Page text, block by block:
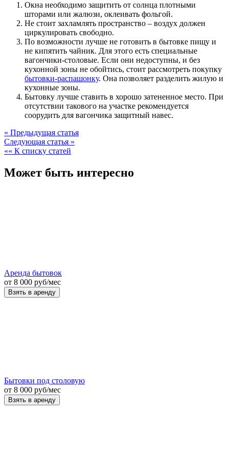
Окна необходимо защитить от солнца плотными
шторами или жалюзи, оклеивать фольгой.
Не стоит захламлять пространство – воздух должен
циркулировать свободно.
По возможности лучше не готовить в бытовке пищу и
не кипятить чайник. Для этого есть специальные
вагончики-столовые. Если они недоступны, и без
кухонной зоны не обойтись, стоит рассмотреть покупку
бытовки-распашонку. Она позволяет разделить жилую и
кухонные зоны.
Бытовку лучше ставить в хорошо затененное место. При
отсутствии такового на участке рекомендуется
соорудить для вагончика защитный навес.
« Предыдущая статья
Следующая статья »
«« К списку статей
Может быть интересно
Аренда бытовок
от 8 000 руб/мес
Взять в аренду
Бытовки под столовую
от 8 000 руб/мес
Взять в аренду